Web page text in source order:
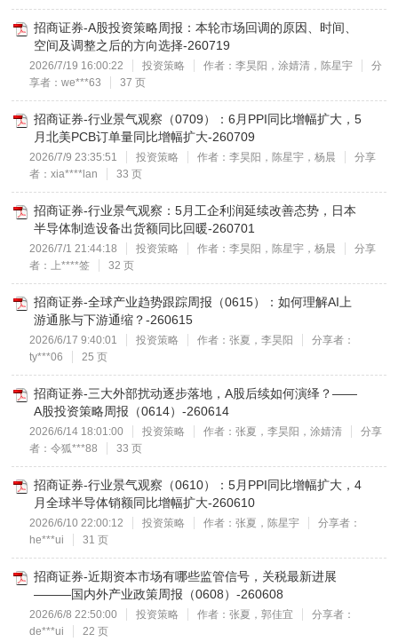
招商证券-A股投资策略周报：本轮市场回调的原因、时间、
空间及调整之后的方向选择-260719
2026/7/19 16:00:22 投资策略 作者：李昊阳，涂婧清，陈星宇
分
享者：we***63
37 页
招商证券-行业景气观察（0709）：6月PPI同比增幅扩大，5
月北美PCB订单量同比增幅扩大-260709
2026/7/9 23:35:51 投资策略 作者：李昊阳，陈星宇，杨晨
分享
者：xia****lan
33 页
招商证券-行业景气观察：5月工企利润延续改善态势，日本
半导体制造设备出货额同比回暖-260701
2026/7/1 21:44:18 投资策略 作者：李昊阳，陈星宇，杨晨
分享
者：上****签
32 页
招商证券-全球产业趋势跟踪周报（0615）：如何理解AI上
游通胀与下游通缩？-260615
2026/6/17 9:40:01 投资策略 作者：张夏，李昊阳
分享者：
ty***06
25 页
招商证券-三大外部扰动逐步落地，A股后续如何演绎？——
A股投资策略周报（0614）-260614
2026/6/14 18:01:00 投资策略 作者：张夏，李昊阳，涂婧清
分享
者：令狐***88
33 页
招商证券-行业景气观察（0610）：5月PPI同比增幅扩大，4
月全球半导体销额同比增幅扩大-260610
2026/6/10 22:00:12 投资策略 作者：张夏，陈星宇
分享者：
he***ui
31 页
招商证券-近期资本市场有哪些监管信号，关税最新进展
———国内外产业政策周报（0608）-260608
2026/6/8 22:50:00 投资策略 作者：张夏，郭佳宜
分享者：
de***ui
22 页